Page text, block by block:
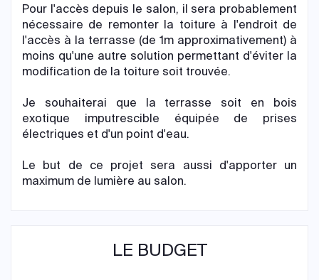
Pour l'accès depuis le salon, il sera probablement
nécessaire de remonter la toiture à l'endroit de
l'accès à la terrasse (de 1m approximativement) à
moins qu'une autre solution permettant d'éviter la
modification de la toiture soit trouvée.
Je souhaiterai que la terrasse soit en bois
exotique imputrescible équipée de prises
électriques et d'un point d'eau.
Le but de ce projet sera aussi d'apporter un
maximum de lumière au salon.
LE BUDGET